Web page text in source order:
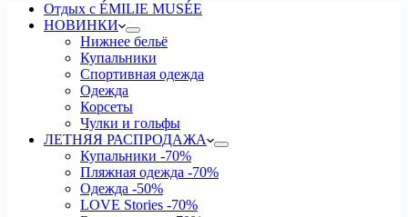
Отдых с ÉMILIE MUSÉE
НОВИНКИ
Нижнее бельё
Купальники
Спортивная одежда
Одежда
Корсеты
Чулки и гольфы
ЛЕТНЯЯ РАСПРОДАЖА
Купальники -70%
Пляжная одежда -70%
Одежда -50%
LOVE Stories -70%